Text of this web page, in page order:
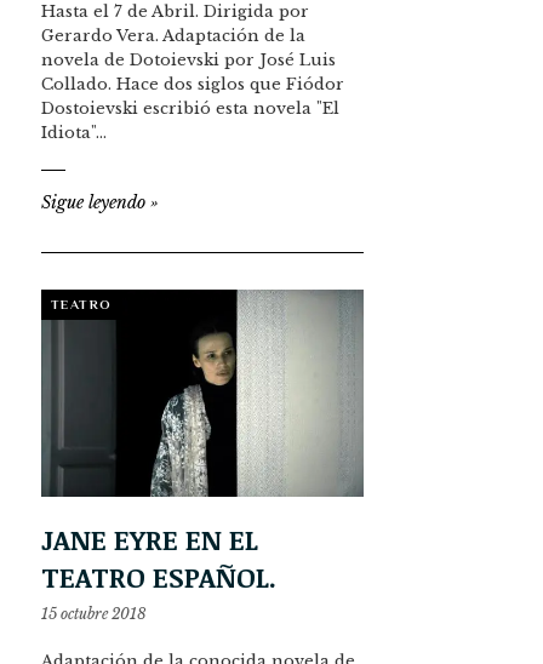
Hasta el 7 de Abril. Dirigida por
Gerardo Vera. Adaptación de la
novela de Dotoievski por José Luis
Collado. Hace dos siglos que Fiódor
Dostoievski escribió esta novela "El
Idiota"…
Sigue leyendo »
TEATRO
JANE EYRE EN EL
TEATRO ESPAÑOL.
15 octubre 2018